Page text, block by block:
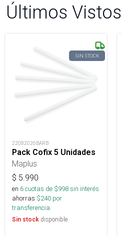
Últimos Vistos
SIN STOCK
22082026BARB
Pack Cofix 5 Unidades
Maplus
$ 5.990
en 6cuotas de $998sin interés
ahorras $240 por
transferencia.
Sin stock disponible